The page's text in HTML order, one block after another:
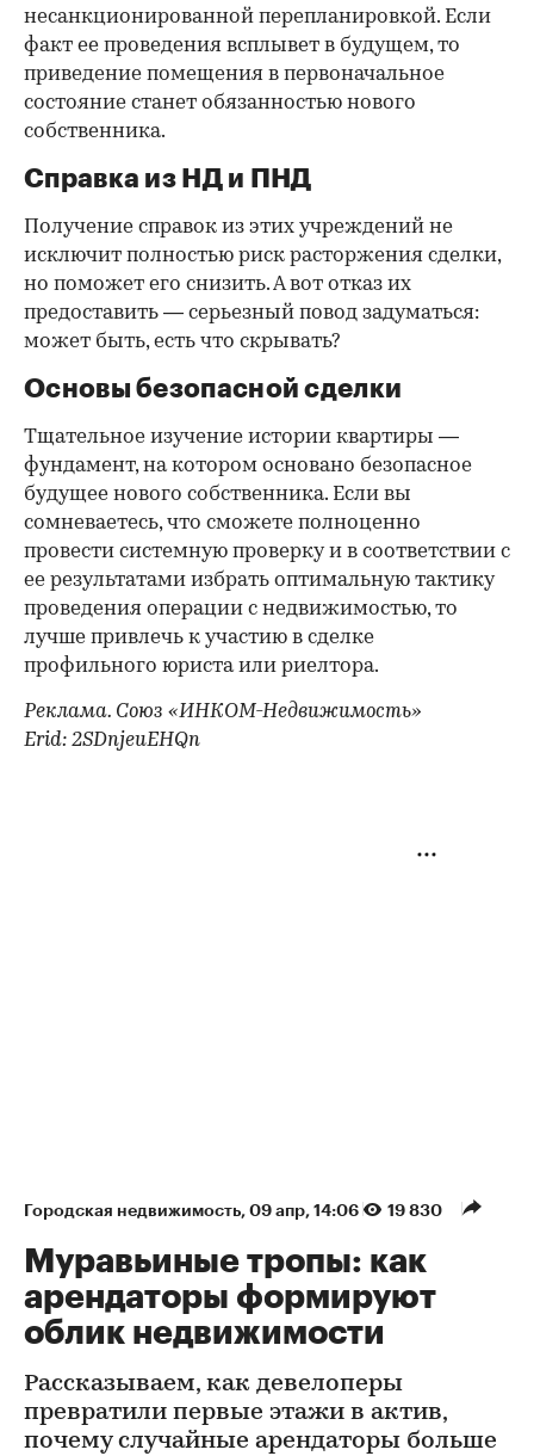
несанкционированной перепланировкой. Если
факт ее проведения всплывет в будущем, то
приведение помещения в первоначальное
состояние станет обязанностью нового
собственника.
Справка из НД и ПНД
Получение справок из этих учреждений не
исключит полностью риск расторжения сделки,
но поможет его снизить. А вот отказ их
предоставить — серьезный повод задуматься:
может быть, есть что скрывать?
Основы безопасной сделки
Тщательное изучение истории квартиры —
фундамент, на котором основано безопасное
будущее нового собственника. Если вы
сомневаетесь, что сможете полноценно
провести системную проверку и в соответствии с
ее результатами избрать оптимальную тактику
проведения операции с недвижимостью, то
лучше привлечь к участию в сделке
профильного юриста или риелтора.
Реклама. Союз «ИНКОМ-Недвижимость»
Erid: 2SDnjeuEHQn
Городская недвижимость 09 апр, 14:06 19 830
Муравьиные тропы: как
арендаторы формируют
облик недвижимости
Рассказываем, как девелоперы
превратили первые этажи в актив,
почему случайные арендаторы больше